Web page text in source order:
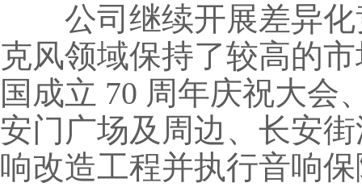
公司继续开展差异化
克风领域保持了较高的
国成立 70 周年庆祝大会
安门广场及周边、长安
响改造工程并执行音响